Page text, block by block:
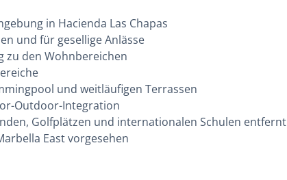
in Hacienda Las Chapas
und für gesellige Anlässe
zu den Wohnbereichen
und weitläufigen Terrassen
Outdoor-Integration
Golfplätzen und internationalen Schulen entfernt
East vorgesehen